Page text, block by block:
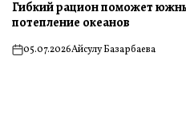
Гибкий рацион поможет
потепление океанов
on05.07.2026Айсулу Базарбаева